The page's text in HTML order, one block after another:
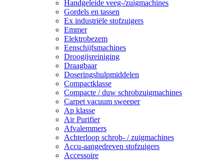
Handgeleide veeg-/zuigmachines
Gordels en tassen
Ex industriële stofzuigers
Emmer
Elektrobezem
Eenschijfsmachines
Droogijsreiniging
Draagbaar
Doseringshulpmiddelen
Compactklasse
Compacte / duw schrobzuigmachines
Carpet vacuum sweeper
Ap klasse
Air Purifier
Afvalemmers
Achterloop schrob- / zuigmachines
Accu-aangedreven stofzuigers
Accessoire